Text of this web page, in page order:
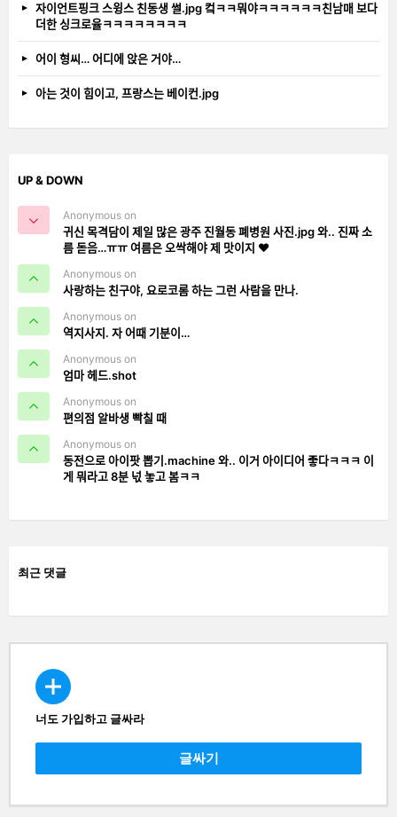
자이언트핑크 스윙스 친동생 썰.jpg 컼ㅋㅋ뭐야ㅋㅋㅋㅋㅋㅋ친남매 보다
더한 싱크로율ㅋㅋㅋㅋㅋㅋㅋㅋ
어이 형씨… 어디에 앉은 거야…
아는 것이 힘이고, 프랑스는 베이컨.jpg
UP & DOWN
Anonymous on
귀신 목격담이 제일 많은 광주 진월동 폐병원 사진.jpg 와.. 진짜 소
름 돋음…ㅠㅠ 여름은 오싹해야 제 맛이지 ❤️
Anonymous on
사랑하는 친구야, 요로코롬 하는 그런 사람을 만나.
Anonymous on
역지사지. 자 어때 기분이…
Anonymous on
엄마 헤드.shot
Anonymous on
편의점 알바생 빡칠 때
Anonymous on
동전으로 아이팟 뽑기.machine 와.. 이거 아이디어 좋다ㅋㅋㅋ 이
게 뭐라고 8분 넋 놓고 봄ㅋㅋ
최근 댓글
CREATE
너도 가입하고 글싸라
글싸기